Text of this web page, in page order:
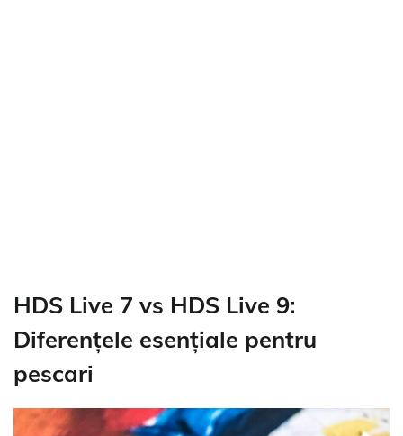
HDS Live 7 vs HDS Live 9:
Diferențele esențiale pentru
pescari